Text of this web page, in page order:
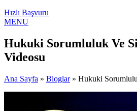
Hızlı Başvuru
MENU
Hukuki Sorumluluk Ve
Videosu
Ana Sayfa » Bloglar » Hukuki